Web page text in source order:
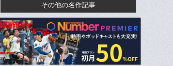
その他の名作記事